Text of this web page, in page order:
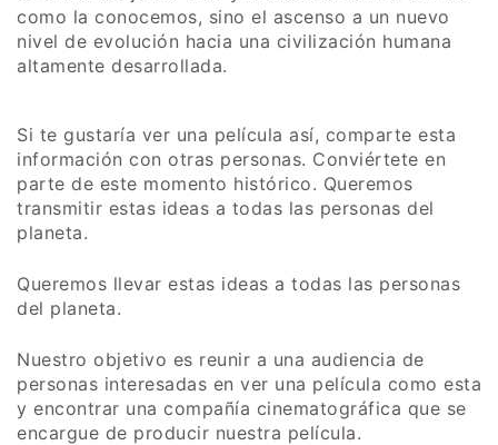
como la conocemos, sino el ascenso a un nuevo
nivel de evolución hacia una civilización humana
altamente desarrollada.
Si te gustaría ver una película así, comparte esta
información con otras personas. Conviértete en
parte de este momento histórico. Queremos
transmitir estas ideas a todas las personas del
planeta.
Queremos llevar estas ideas a todas las personas
del planeta.
Nuestro objetivo es reunir a una audiencia de
personas interesadas en ver una película como esta
y encontrar una compañía cinematográfica que se
encargue de producir nuestra película.